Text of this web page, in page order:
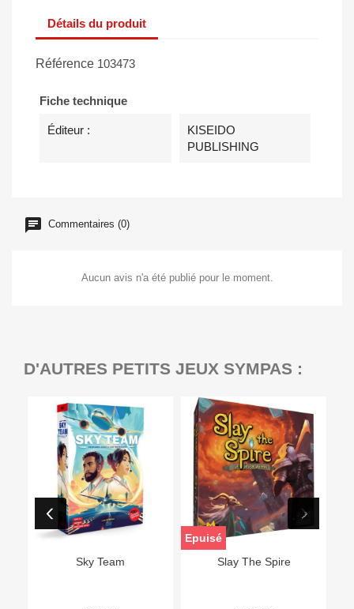
Détails du produit
Référence 103473
Fiche technique
Éditeur :
KISEIDO
PUBLISHING
Commentaires (0)
Aucun avis n'a été publié pour le moment.
D'AUTRES PETITS JEUX SYMPAS :
Sky Team Slay The Spire
Epuisé